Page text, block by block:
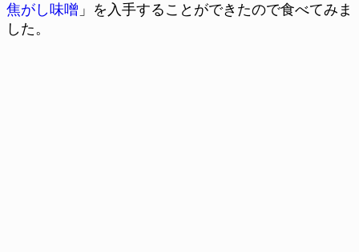
焦がし味噌 」を入手することができたので食べてみま
した。